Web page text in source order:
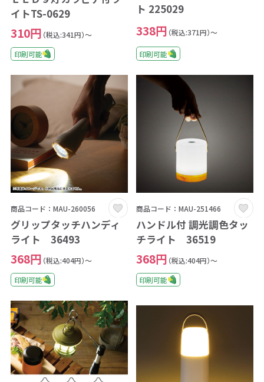
イトTS-0629
310円 （税込:341円）～
印刷可能
ト 225029
338円 （税込:371円）～
印刷可能
商品コード：MAU-260056
グリップタッチハンディ
ライト 36493
368円 （税込:404円）～
印刷可能
商品コード：MAU-251466
ハンドル付 調光調色タッ
チライト 36519
368円 （税込:404円）～
印刷可能